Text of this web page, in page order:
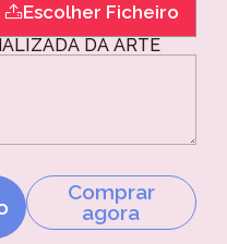
Escolher Ficheiro
DA ARTE
Comprar
agora